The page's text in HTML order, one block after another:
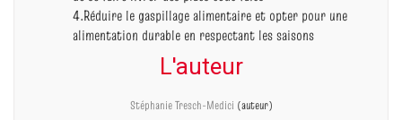
4.Réduire le gaspillage alimentaire et opter pour une
alimentation durable en respectant les saisons
L'auteur
Stéphanie Tresch-Medici (auteur)